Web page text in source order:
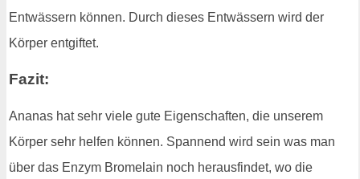
Entwässern können. Durch dieses Entwässern wird der
Körper entgiftet.
Fazit:
Ananas hat sehr viele gute Eigenschaften, die unserem
Körper sehr helfen können. Spannend wird sein was man
über das Enzym Bromelain noch herausfindet, wo die